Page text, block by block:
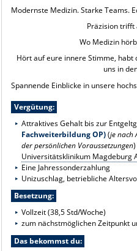
Modernste Medizin. Starke Teams.
Präzision trifft
Wo Medizin
Hört auf eure innere Stimme, habt
uns in
Spannende Einblicke in unsere
Vergütung:
Attraktives Gehalt bis zur
Fachweiterbildung OP)(je nach
der persönlichen Voraussetzungen
Universitätsklinikum Magdeburg
Eine Jahressonderzahlung
Unizuschlag, betriebliche
Besetzung:
Vollzeit (38,5 Std/Woche)
zum nächstmöglichen Zeitpunkt
Das bekommst du: